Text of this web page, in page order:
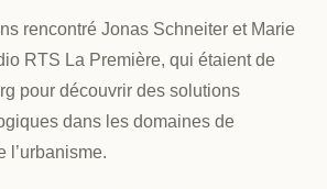
rencontré Jonas Schneiter et Marie
RTS La Première, qui étaient de
pour découvrir des solutions
dans les domaines de
l’urbanisme.